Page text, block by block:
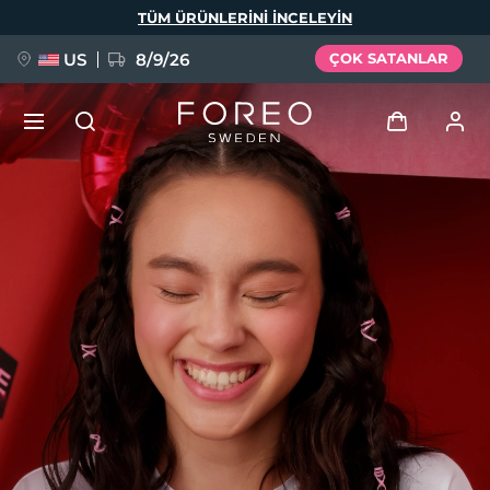
TÜM ÜRÜNLERINI INCELEYIN
US 8/9/26 ÇOK SATANLAR
Kullanici profi̇li̇
Cihazlarım
Siparişlerim
Adresim
Aboneliklerim
FAQ™ Pure Beauty-Tech Elixir
BREAKING NEWS
issa™ Teeth Whitening Set
Dil Seçimi
English Deutsch
Español
Français
Italiano
Português
Polski
Svenska
Русский
Türkçe
简体中文 繁體中文